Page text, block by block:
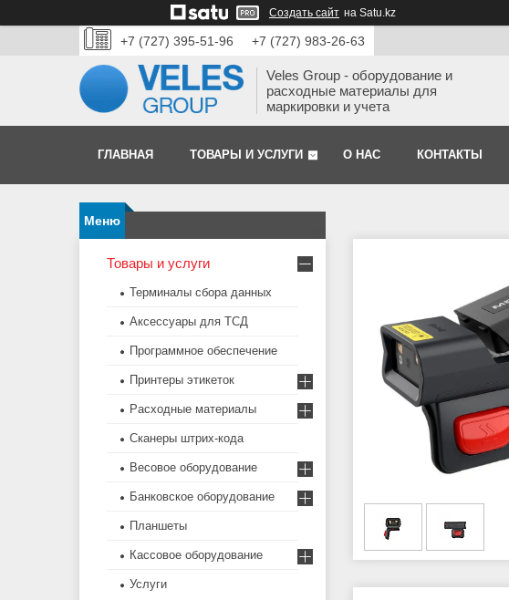
Создать сайт на Satu.kz
+7 (727) 395-51-96 +7 (727) 983-26-63
Veles Group - оборудование и
расходные материалы для
маркировки и учета
ГЛАВНАЯ ТОВАРЫ И УСЛУГИ О НАС КОНТАКТЫ
Товары и услуги
Терминалы сбора данных
Аксессуары для ТСД
Программное обеспечение
Принтеры этикеток
Расходные материалы
Сканеры штрих-кода
Весовое оборудование
Банковское оборудование
Планшеты
Кассовое оборудование
Услуги